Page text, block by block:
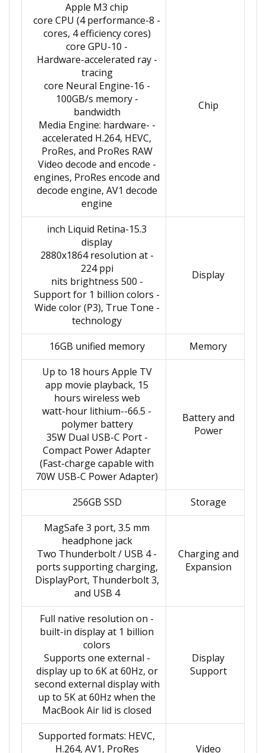
Chip
Apple M3 chip
- 8-core CPU (4 performance
cores, 4 efficiency cores)
- 10-core GPU
- Hardware-accelerated ray
tracing
- 16-core Neural Engine
- 100GB/s memory
bandwidth
- Media Engine: hardware-
accelerated H.264, HEVC,
ProRes, and ProRes RAW
- Video decode and encode
engines, ProRes encode and
decode engine, AV1 decode
engine
Display
15.3-inch Liquid Retina
display
- 2880x1864 resolution at
224 ppi
- 500 nits brightness
- Support for 1 billion colors
- Wide color (P3), True Tone
technology
Memory
16GB unified memory
Battery and
Power
Up to 18 hours Apple TV
app movie playback, 15
hours wireless web
- 66.5-watt-hour lithium-
polymer battery
- 35W Dual USB-C Port
Compact Power Adapter
(Fast-charge capable with
70W USB-C Power Adapter)
Storage
256GB SSD
Charging and
Expansion
MagSafe 3 port, 3.5 mm
headphone jack
- Two Thunderbolt / USB 4
ports supporting charging,
DisplayPort, Thunderbolt 3,
and USB 4
Display
Support
- Full native resolution on
built-in display at 1 billion
colors
- Supports one external
display up to 6K at 60Hz, or
second external display with
up to 5K at 60Hz when the
MacBook Air lid is closed
Video
Supported formats: HEVC,
H.264, AV1, ProRes